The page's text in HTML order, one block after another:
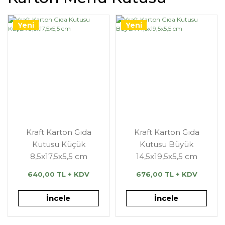
Yeni
Kraft Karton Gıda
Kutusu Küçük
8,5x17,5x5,5 cm
640,00 TL + KDV
İncele
Yeni
Kraft Karton Gıda
Kutusu Büyük
14,5x19,5x5,5 cm
676,00 TL + KDV
İncele